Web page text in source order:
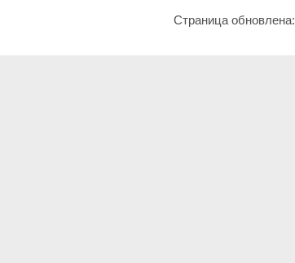
Страница обновлена: